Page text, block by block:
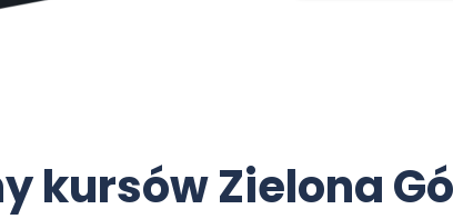
kursów Zielona